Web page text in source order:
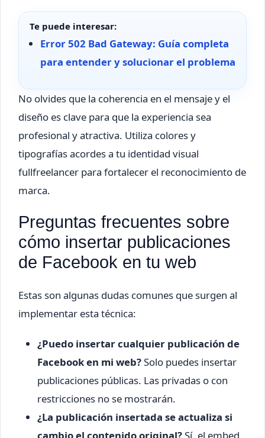
Te puede interesar:
Error 502 Bad Gateway: Guía completa
para entender y solucionar el problema
No olvides que la coherencia en el mensaje y el
diseño es clave para que la experiencia sea
profesional y atractiva. Utiliza colores y
tipografías acordes a tu identidad visual
fullfreelancer para fortalecer el reconocimiento de
marca.
Preguntas frecuentes sobre
cómo insertar publicaciones
de Facebook en tu web
Estas son algunas dudas comunes que surgen al
implementar esta técnica:
¿Puedo insertar cualquier publicación de
Facebook en mi web?Solo puedes insertar
publicaciones públicas. Las privadas o con
restricciones no se mostrarán.
¿La publicación insertada se actualiza si
cambio el contenido original?Sí, el embed